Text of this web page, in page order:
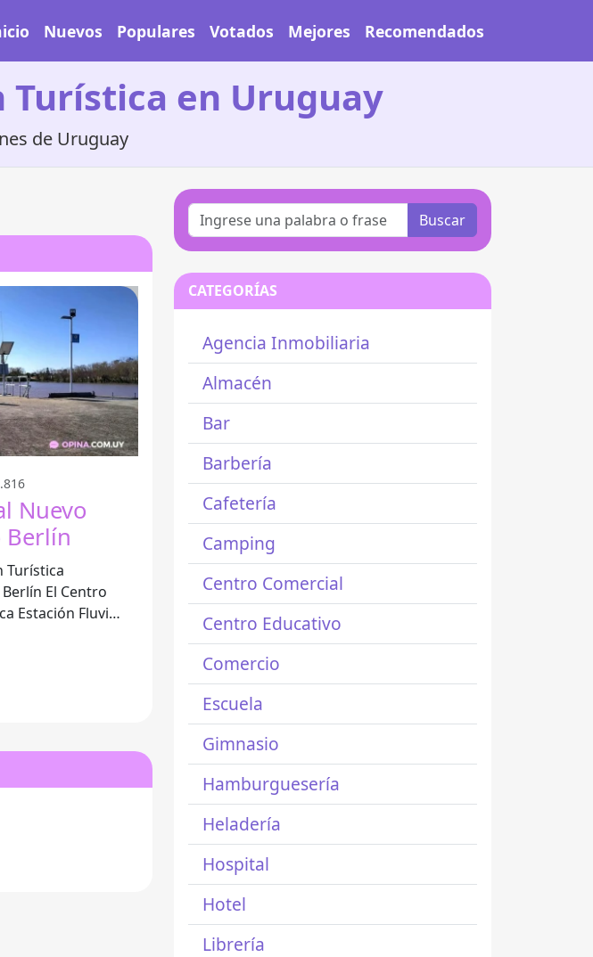
Nuevos Populares Votados Mejores Recomendados
en Uruguay
de Uruguay
Nuevo
Berlín
Turística
Centro
Estación Fluvial
Buscar
CATEGORÍAS
Agencia Inmobiliaria
Almacén
Bar
Barbería
Cafetería
Camping
Centro Comercial
Centro Educativo
Comercio
Escuela
Gimnasio
Hamburguesería
Heladería
Hospital
Hotel
Librería